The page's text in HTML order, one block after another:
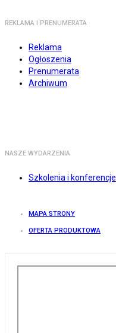
REKLAMA I PRENUMERATA
Reklama
Ogłoszenia
Prenumerata
Archiwum
NASZE WYDARZENIA
Szkolenia i konferencje
MAPA STRONY
OFERTA PRODUKTOWA